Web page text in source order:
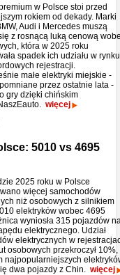
w Polsce stoi przed
rokiem od dekady. Marki
Audi i Mercedes muszą
z rosnącą luką cenową
która w 2025 roku
spadek ich udziału w rynku
rejestracji.
małe elektryki miejskie -
przez ostatnie lata -
gry dzięki chińskim
więcej
5010 vs 4695
2025 roku w Polsce
więcej samochodów
niż osobowych z silnikiem
elektryków wobec 4695
wyniosła 315 pojazdów
elektrycznego. Udział
elektrycznych w
osobowych przekroczył 10%,
najpopularniejszych
dwa pojazdy z Chin. więcej